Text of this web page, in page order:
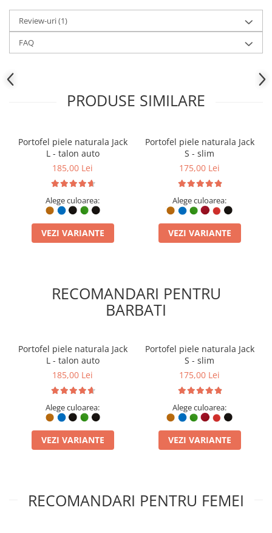
Review-uri(1)
FAQ
PRODUSE SIMILARE
Portofel piele naturala Jack
L - talon auto
185,00 Lei
Alege culoarea:
VEZI VARIANTE
Portofel piele naturala Jack
S - slim
175,00 Lei
Alege culoarea:
VEZI VARIANTE
RECOMANDARI PENTRU
BARBATI
Portofel piele naturala Jack
L - talon auto
185,00 Lei
Alege culoarea:
VEZI VARIANTE
Portofel piele naturala Jack
S - slim
175,00 Lei
Alege culoarea:
VEZI VARIANTE
RECOMANDARI PENTRU FEMEI